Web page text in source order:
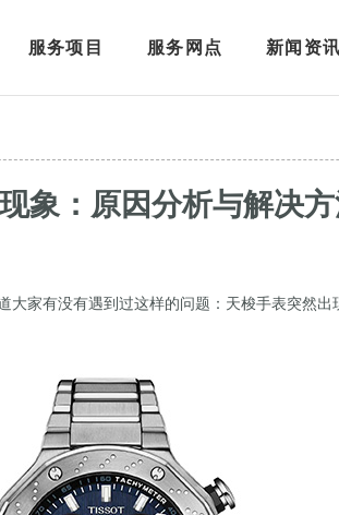
服务项目 服务网点 新闻资讯
象：原因分析与解决方
大家有没有遇到过这样的问题：天梭手表突然